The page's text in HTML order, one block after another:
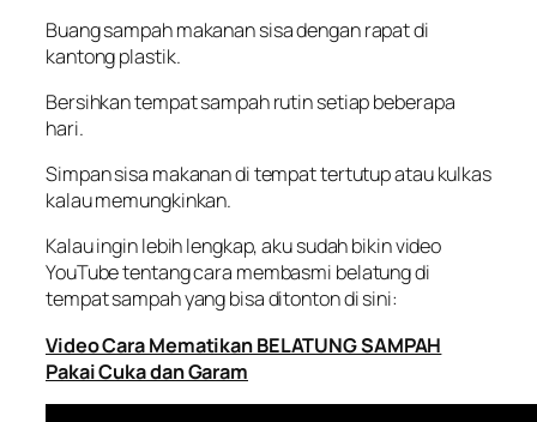
Buang sampah makanan sisa dengan rapat di
kantong plastik.
Bersihkan tempat sampah rutin setiap beberapa
hari.
Simpan sisa makanan di tempat tertutup atau kulkas
kalau memungkinkan.
Kalau ingin lebih lengkap, aku sudah bikin video
YouTube tentang cara membasmi belatung di
tempat sampah yang bisa ditonton di sini:
Video Cara Mematikan BELATUNG SAMPAH
Pakai Cuka dan Garam